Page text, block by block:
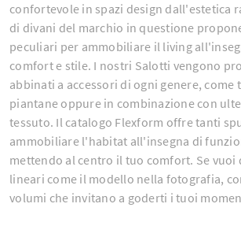
confortevole in spazi design dall'estetica
di divani del marchio in questione
peculiari per ammobiliare il living
comfort e stile. I nostri Salotti vengono
abbinati a accessori di ogni genere, come
piantane oppure in combinazione con
tessuto. Il catalogo Flexform offre tanti
ammobiliare l'habitat all'insegna di
mettendo al centro il tuo comfort. Se
lineari come il modello nella fotografia,
volumi che invitano a goderti i tuoi